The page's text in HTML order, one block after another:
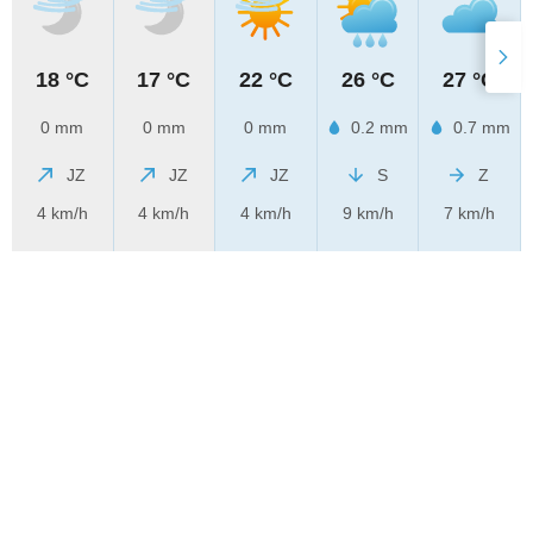
18 °C
0 mm
JZ
4 km/h
17 °C
0 mm
JZ
4 km/h
22 °C
0 mm
JZ
4 km/h
26 °C
0.2 mm
S
9 km/h
27 °C
0.7 mm
Z
7 km/h